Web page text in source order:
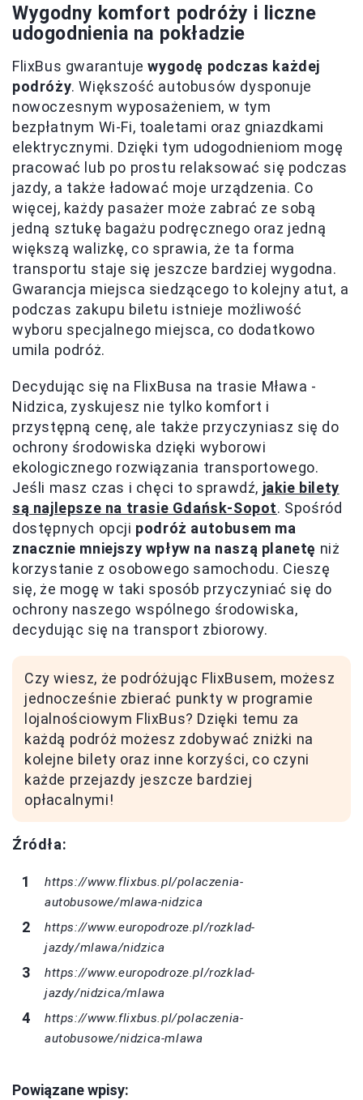
Wygodny komfort podróży i liczne
udogodnienia na pokładzie
FlixBus gwarantujewygodę podczas każdej
podróży. Większość autobusów dysponuje
nowoczesnym wyposażeniem, w tym
bezpłatnym Wi-Fi, toaletami oraz gniazdkami
elektrycznymi. Dzięki tym udogodnieniom mogę
pracować lub po prostu relaksować się podczas
jazdy, a także ładować moje urządzenia. Co
więcej, każdy pasażer może zabrać ze sobą
jedną sztukę bagażu podręcznego oraz jedną
większą walizkę, co sprawia, że ta forma
transportu staje się jeszcze bardziej wygodna.
Gwarancja miejsca siedzącego to kolejny atut, a
podczas zakupu biletu istnieje możliwość
wyboru specjalnego miejsca, co dodatkowo
umila podróż.
Decydując się na FlixBusa na trasie Mława -
Nidzica, zyskujesz nie tylko komfort i
przystępną cenę, ale także przyczyniasz się do
ochrony środowiska dzięki wyborowi
ekologicznego rozwiązania transportowego.
Jeśli masz czas i chęci to sprawdź, jakie bilety
są najlepsze na trasie Gdańsk-Sopot. Spośród
dostępnych opcji podróż autobusem ma
znacznie mniejszy wpływ na naszą planetę niż
korzystanie z osobowego samochodu. Cieszę
się, że mogę w taki sposób przyczyniać się do
ochrony naszego wspólnego środowiska,
decydując się na transport zbiorowy.
Czy wiesz, że podróżując FlixBusem, możesz
jednocześnie zbierać punkty w programie
lojalnościowym FlixBus? Dzięki temu za
każdą podróż możesz zdobywać zniżki na
kolejne bilety oraz inne korzyści, co czyni
każde przejazdy jeszcze bardziej
opłacalnymi!
Źródła:
https://www.flixbus.pl/polaczenia-
autobusowe/mlawa-nidzica
https://www.europodroze.pl/rozklad-
jazdy/mlawa/nidzica
https://www.europodroze.pl/rozklad-
jazdy/nidzica/mlawa
https://www.flixbus.pl/polaczenia-
autobusowe/nidzica-mlawa
Powiązane wpisy: